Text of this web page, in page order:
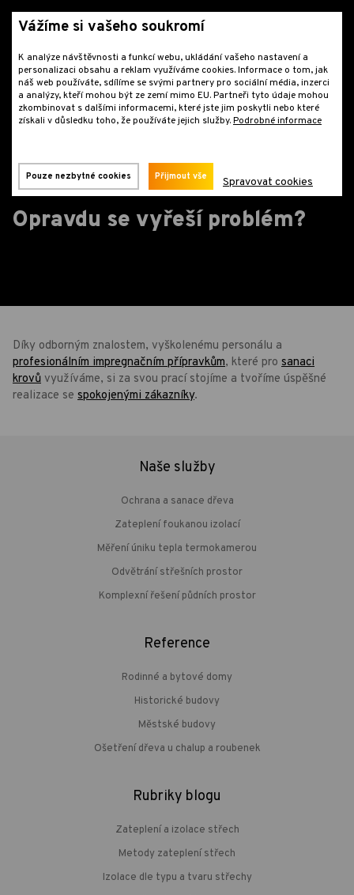
Opravdu se vyřeší problém?
Opravdu se vyřeší problém?
Díky odborným znalostem, vyškolenému personálu a
profesionálním impregnačním přípravkům, které pro sanaci
krovů využíváme, si za svou prací stojíme a tvoříme úspěšné
realizace se spokojenými zákazníky.
Naše služby
Ochrana a sanace dřeva
Zateplení foukanou izolací
Měření úniku tepla termokamerou
Odvětrání střešních prostor
Komplexní řešení půdních prostor
Reference
Rodinné a bytové domy
Historické budovy
Městské budovy
Ošetření dřeva u chalup a roubenek
Rubriky blogu
Zateplení a izolace střech
Metody zateplení střech
Izolace dle typu a tvaru střechy
Vážíme si vašeho soukromí
K analýze návštěvnosti a funkcí webu, ukládání vašeho nastavení a
personalizaci obsahu a reklam využíváme cookies. Informace o tom, jak
náš web používáte, sdílíme se svými partnery pro sociální média, inzerci
a analýzy, kteří mohou být ze zemí mimo EU. Partneři tyto údaje mohou
zkombinovat s dalšími informacemi, které jste jim poskytli nebo které
získali v důsledku toho, že používáte jejich služby.Podrobné informace
Pouze nezbytné cookies Přijmout vše Spravovat cookies